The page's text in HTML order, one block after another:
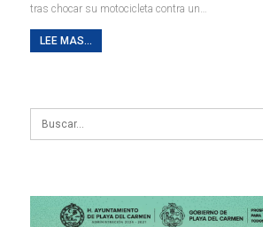
tras chocar su motocicleta contra un…
LEE MAS...